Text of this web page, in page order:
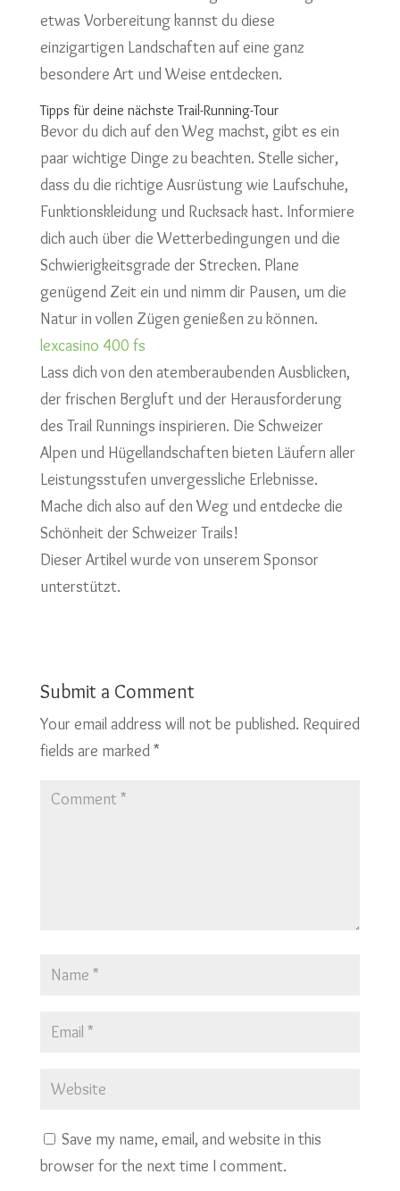
etwas Vorbereitung kannst du diese
einzigartigen Landschaften auf eine ganz
besondere Art und Weise entdecken.
Tipps für deine nächste Trail-Running-Tour
Bevor du dich auf den Weg machst, gibt es ein
paar wichtige Dinge zu beachten. Stelle sicher,
dass du die richtige Ausrüstung wie Laufschuhe,
Funktionskleidung und Rucksack hast. Informiere
dich auch über die Wetterbedingungen und die
Schwierigkeitsgrade der Strecken. Plane
genügend Zeit ein und nimm dir Pausen, um die
Natur in vollen Zügen genießen zu können.
lexcasino 400 fs
Lass dich von den atemberaubenden Ausblicken,
der frischen Bergluft und der Herausforderung
des Trail Runnings inspirieren. Die Schweizer
Alpen und Hügellandschaften bieten Läufern aller
Leistungsstufen unvergessliche Erlebnisse.
Mache dich also auf den Weg und entdecke die
Schönheit der Schweizer Trails!
Dieser Artikel wurde von unserem Sponsor
unterstützt.
Submit a Comment
Your email address will not be published. Required
fields are marked*
Save my name, email, and website in this
browser for the next time I comment.